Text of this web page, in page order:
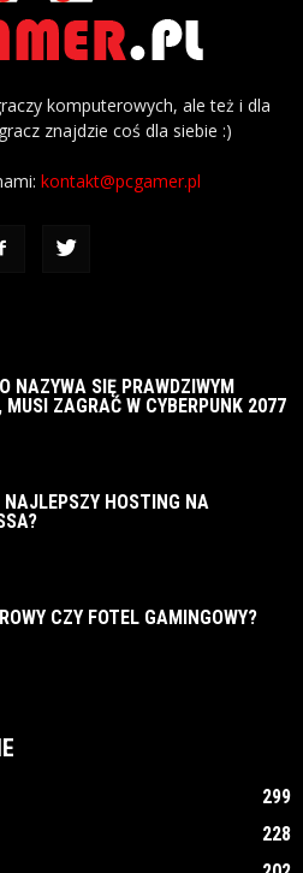
komputerowych, ale też i dla
znajdzie coś dla siebie :)
kontakt@pcgamer.pl
NAZYWA SIĘ PRAWDZIWYM
MUSI ZAGRAĆ W CYBERPUNK 2077
HOSTING NA
CZY FOTEL GAMINGOWY?
299
228